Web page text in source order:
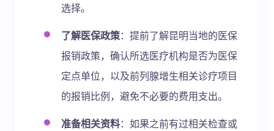
选择。
了解医保政策：提前了解昆明当地的医保
报销政策，确认所选医疗机构是否为医保
定点单位，以及前列腺增生相关诊疗项目
的报销比例，避免不必要的费用支出。
准备相关资料：如果之前有过相关检查或